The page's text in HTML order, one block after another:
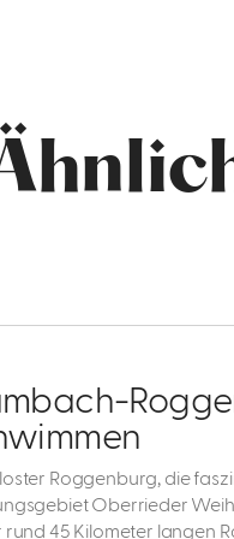
Roggenburg, die
Oberrieder
rund 45 Kilometer langen